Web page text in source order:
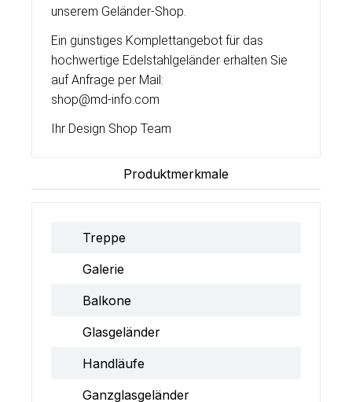
unserem Geländer-Shop.
Ein günstiges Komplettangebot für das
hochwertige Edelstahlgeländer erhalten Sie
auf Anfrage per Mail:
shop@md-info.com
Ihr Design Shop Team
Produktmerkmale
Treppe
Galerie
Balkone
Glasgeländer
Handläufe
Ganzglasgeländer